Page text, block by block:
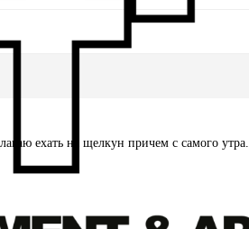
ехать на щелкун причем с самого утра.